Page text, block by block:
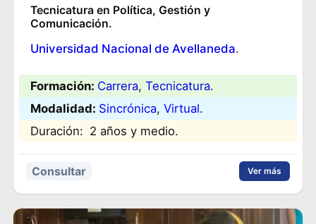
Tecnicatura en Política, Gestión y
Comunicación.
Universidad Nacional de Avellaneda.
Formación: Carrera, Tecnicatura.
Modalidad: Sincrónica, Virtual.
Duración: 2 años y medio.
Consultar Ver más